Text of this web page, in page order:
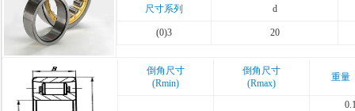
尺寸系列 d
(0)3 20
倒角尺寸
(Rmin)
倒角尺寸
(Rmax)
重量